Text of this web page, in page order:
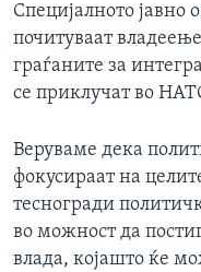
Специјалното јавно
почитуваат
граѓаните за
се приклучат во
Веруваме дека
фокусираат на
тесногради
во можност да
влада, којашто ќе